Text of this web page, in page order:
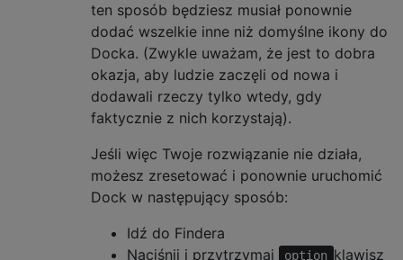
ten sposób będziesz musiał ponownie
dodać wszelkie inne niż domyślne ikony do
Docka. (Zwykle uważam, że jest to dobra
okazja, aby ludzie zaczęli od nowa i
dodawali rzeczy tylko wtedy, gdy
faktycznie z nich korzystają).
Jeśli więc Twoje rozwiązanie nie działa,
możesz zresetować i ponownie uruchomić
Dock w następujący sposób:
Idź do Findera
Naciśnij i przytrzymaj
option klawisz